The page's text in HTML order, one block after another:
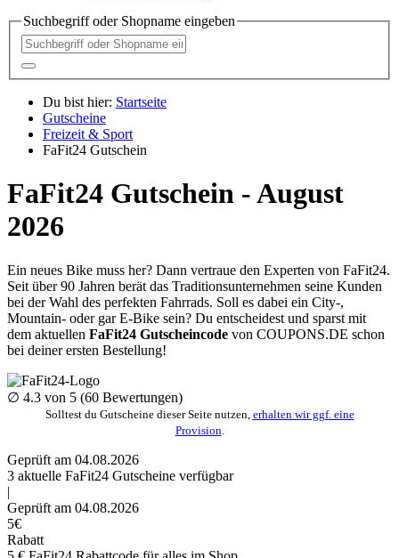
Suchbegriff oder Shopname eingeben
Du bist hier: Startseite
Gutscheine
Freizeit & Sport
FaFit24 Gutschein
FaFit24 Gutschein - August
2026
Ein neues Bike muss her? Dann vertraue den Experten von FaFit24.
Seit über 90 Jahren berät das Traditionsunternehmen seine Kunden
bei der Wahl des perfekten Fahrrads. Soll es dabei ein City-,
Mountain- oder gar E-Bike sein? Du entscheidest und sparst mit
dem aktuellen FaFit24 Gutscheincode von COUPONS.DE schon
bei deiner ersten Bestellung!
∅ 4.3 von 5 (60 Bewertungen)
Solltest du Gutscheine dieser Seite nutzen, erhalten wir ggf. eine
Provision
Geprüft am 04.08.2026
3 aktuelle FaFit24 Gutscheine verfügbar
|
Geprüft am 04.08.2026
5€
Rabatt